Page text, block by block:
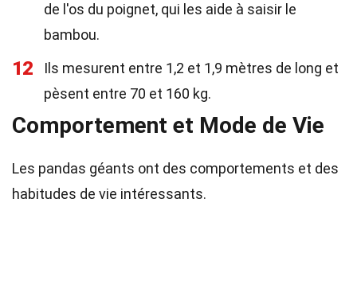
de l'os du poignet, qui les aide à saisir le
bambou.
12
Ils mesurent entre 1,2 et 1,9 mètres de long et
pèsent entre 70 et 160 kg.
Comportement et Mode de Vie
Les pandas géants ont des comportements et des
habitudes de vie intéressants.